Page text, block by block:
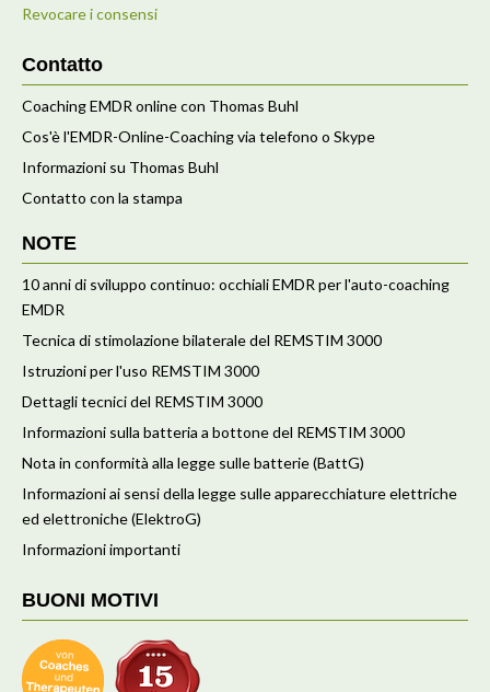
Revocare i consensi
Contatto
Coaching EMDR online con Thomas Buhl
Cos'è l'EMDR-Online-Coaching via telefono o Skype
Informazioni su Thomas Buhl
Contatto con la stampa
NOTE
10 anni di sviluppo continuo: occhiali EMDR per l'auto-coaching
EMDR
Tecnica di stimolazione bilaterale del REMSTIM 3000
Istruzioni per l'uso REMSTIM 3000
Dettagli tecnici del REMSTIM 3000
Informazioni sulla batteria a bottone del REMSTIM 3000
Nota in conformità alla legge sulle batterie (BattG)
Informazioni ai sensi della legge sulle apparecchiature elettriche
ed elettroniche (ElektroG)
Informazioni importanti
BUONI MOTIVI